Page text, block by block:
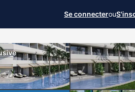
Se connecterou